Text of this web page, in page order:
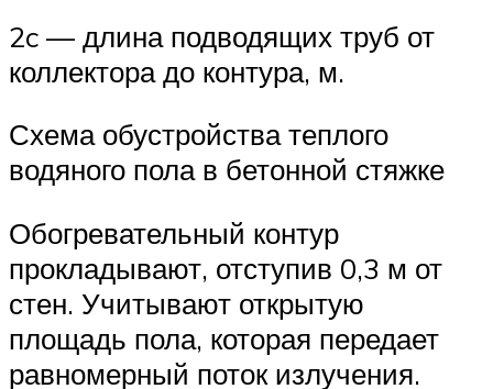
2c — длина подводящих труб от
коллектора до контура, м.
Схема обустройства теплого
водяного пола в бетонной стяжке
Обогревательный контур
прокладывают, отступив 0,3 м от
стен. Учитывают открытую
площадь пола, которая передает
равномерный поток излучения.